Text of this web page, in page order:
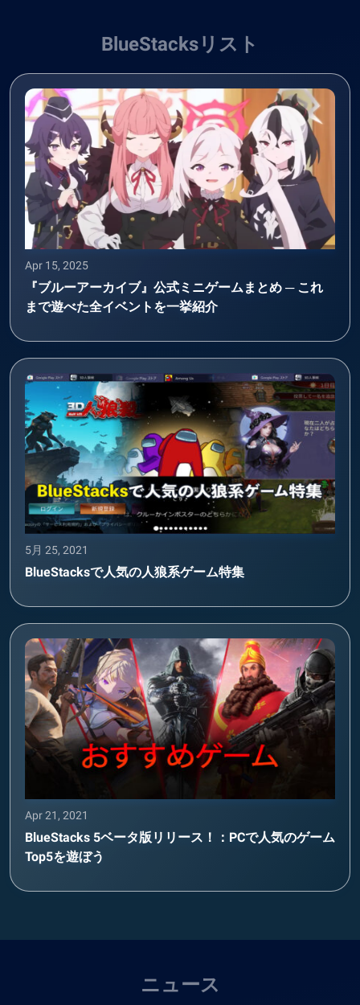
BlueStacksリスト
Apr 15, 2025
『ブルーアーカイブ』公式ミニゲームまとめ ─ これ
まで遊べた全イベントを一挙紹介
5月 25, 2021
BlueStacksで人気の人狼系ゲーム特集
Apr 21, 2021
BlueStacks 5ベータ版リリース！：PCで人気のゲーム
Top5を遊ぼう
ニュース